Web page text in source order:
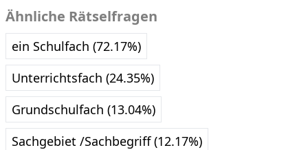
Ähnliche Rätselfragen
ein Schulfach (72.17%)
Unterrichtsfach (24.35%)
Grundschulfach (13.04%)
Sachgebiet /Sachbegriff (12.17%)